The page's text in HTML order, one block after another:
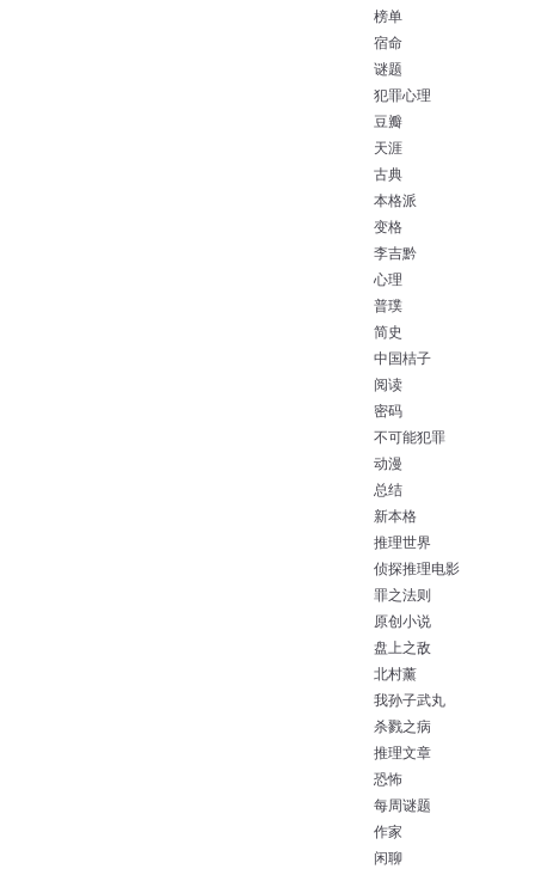
榜单
宿命
谜题
犯罪心理
豆瓣
天涯
古典
本格派
变格
李吉黔
心理
普璞
简史
中国桔子
阅读
密码
不可能犯罪
动漫
总结
新本格
推理世界
侦探推理电影
罪之法则
原创小说
盘上之敌
北村薰
我孙子武丸
杀戮之病
推理文章
恐怖
每周谜题
作家
闲聊